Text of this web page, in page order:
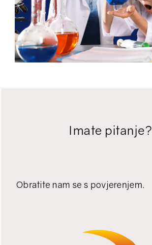
Imate pitanje?
Obratite nam se s povjerenjem.